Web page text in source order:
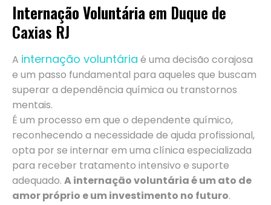
Internação Voluntária em Duque de
Caxias RJ
A internação voluntária é uma decisão corajosa
e um passo fundamental para aqueles que buscam
superar a dependência química ou transtornos
mentais.
É um processo em que o dependente químico,
reconhecendo a necessidade de ajuda profissional,
opta por se internar em uma clínica especializada
para receber tratamento intensivo e suporte
adequado. A internação voluntária é um ato de
amor próprio e um investimento no futuro.